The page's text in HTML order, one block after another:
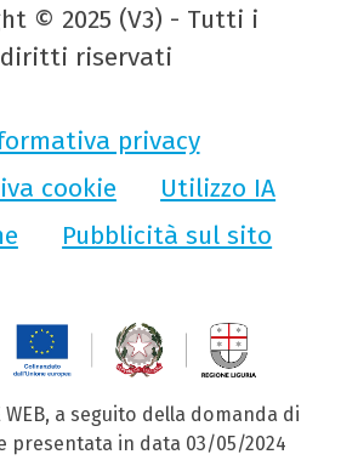
© 2025 (V3) - Tutti i
diritti riservati
privacy
cookie
Utilizzo IA
Pubblicità sul sito
WEB, a seguito della domanda di
presentata in data 03/05/2024